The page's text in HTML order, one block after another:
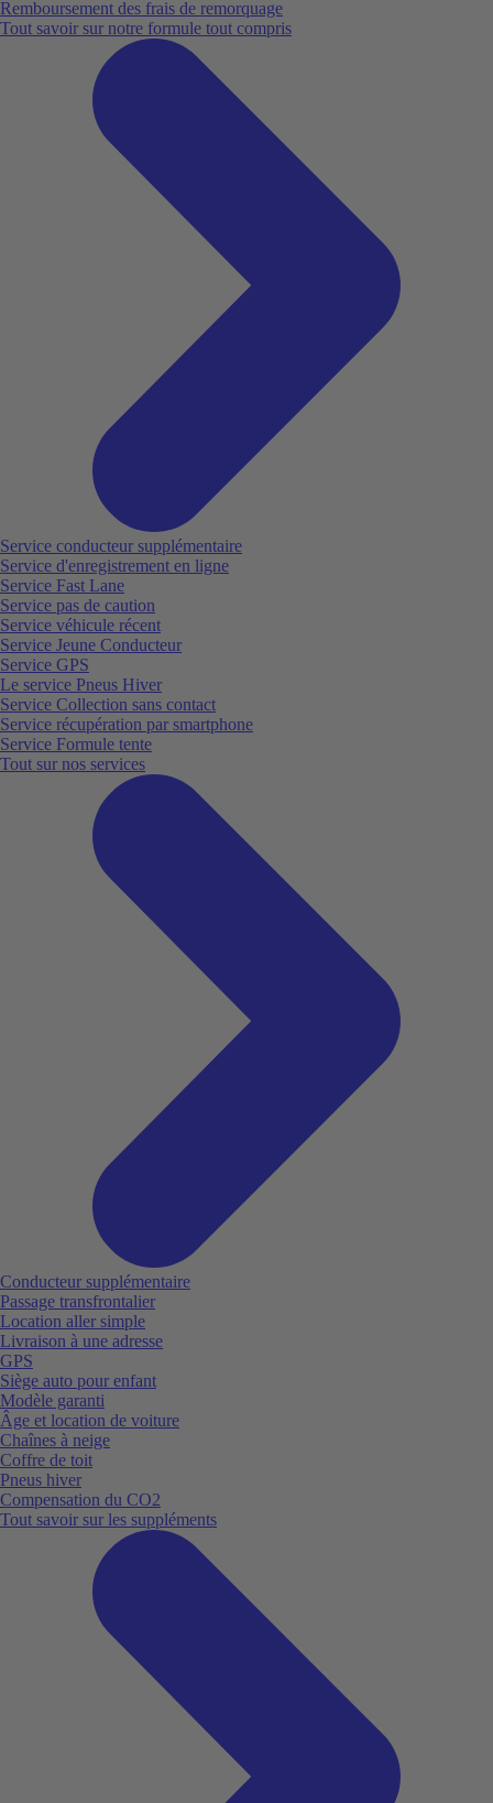
Remboursement des frais de remorquage
Tout savoir sur notre formule tout compris
Service conducteur supplémentaire
Service d'enregistrement en ligne
Service Fast Lane
Service pas de caution
Service véhicule récent
Service Jeune Conducteur
Service GPS
Le service Pneus Hiver
Service Collection sans contact
Service récupération par smartphone
Service Formule tente
Tout sur nos services
Conducteur supplémentaire
Passage transfrontalier
Location aller simple
Livraison à une adresse
GPS
Siège auto pour enfant
Modèle garanti
Âge et location de voiture
Chaînes à neige
Coffre de toit
Pneus hiver
Compensation du CO2
Tout savoir sur les suppléments